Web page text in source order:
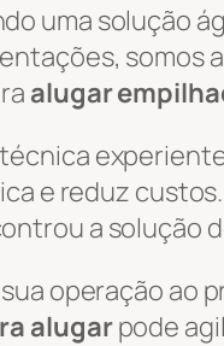
uma solução
somos a
alugar
e reduz
a solução
operação ao
alugarpode